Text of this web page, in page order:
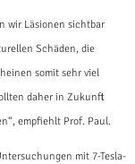
wir Läsionen sichtbar
Schäden, die
somit sehr viel
daher in Zukunft
empfiehlt Prof. Paul.
mit 7-Tesla-